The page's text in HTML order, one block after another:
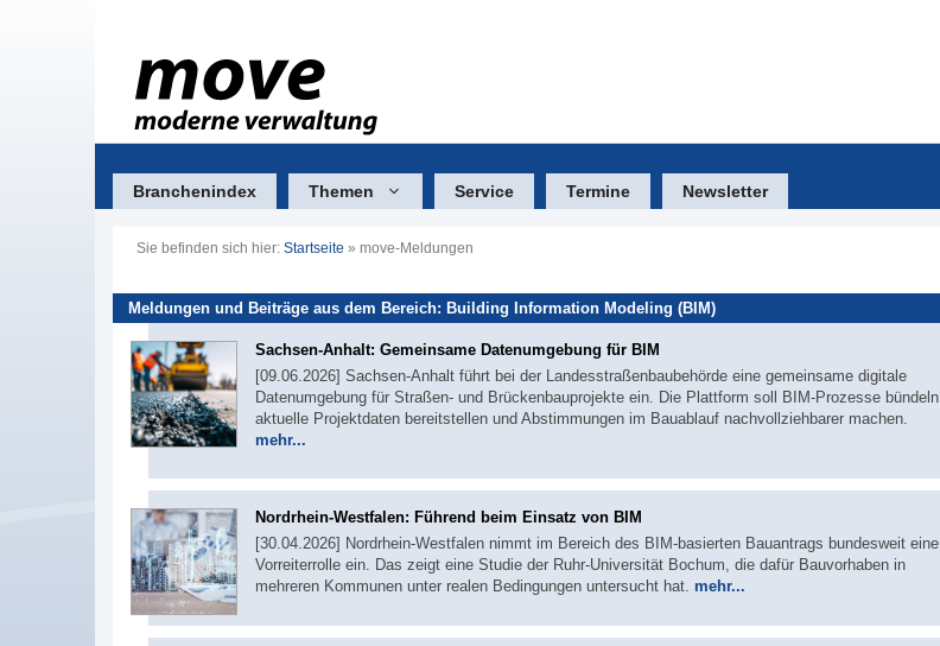
Branchenindex Themen Service Termine Newsletter
Sie befinden sich hier: Startseite » move-Meldungen
Meldungen und Beiträge aus dem Bereich: Building Information Modeling (BIM)
Sachsen-Anhalt: Gemeinsame Datenumgebung für BIM
[09.06.2026] Sachsen-Anhalt führt bei der Landesstraßenbaubehörde eine gemeinsame digitale
Datenumgebung für Straßen- und Brückenbauprojekte ein. Die Plattform soll BIM-Prozesse bündeln,
aktuelle Projektdaten bereitstellen und Abstimmungen im Bauablauf nachvollziehbarer machen.
mehr...
Nordrhein-Westfalen: Führend beim Einsatz von BIM
[30.04.2026] Nordrhein-Westfalen nimmt im Bereich des BIM-basierten Bauantrags bundesweit eine
Vorreiterrolle ein. Das zeigt eine Studie der Ruhr-Universität Bochum, die dafür Bauvorhaben in
mehreren Kommunen unter realen Bedingungen untersucht hat. mehr...